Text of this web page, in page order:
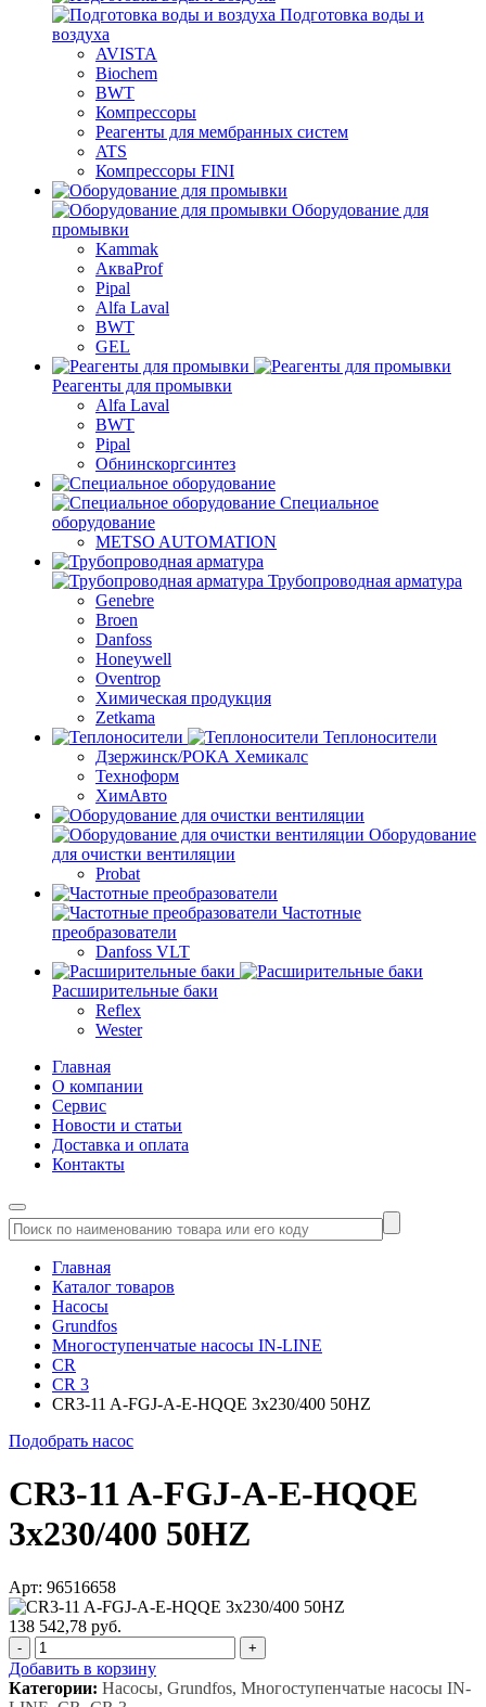
Подготовка воды и
воздуха
AVISTA
Biochem
BWT
Компрессоры
Реагенты для мембранных систем
ATS
Компрессоры FINI
Оборудование для
промывки
Kammak
АкваProf
Pipal
Alfa Laval
BWT
GEL
Реагенты для промывки
Alfa Laval
BWT
Pipal
Обнинскоргсинтез
Специальное
оборудование
METSO AUTOMATION
Трубопроводная арматура
Genebre
Broen
Danfoss
Honeywell
Oventrop
Химическая продукция
Zetkama
Теплоносители
Дзержинск/РОКА Хемикалс
Техноформ
ХимАвто
Оборудование
для очистки вентиляции
Probat
Частотные
преобразователи
Danfoss VLT
Расширительные баки
Reflex
Wester
Главная
О компании
Сервис
Новости и статьи
Доставка и оплата
Контакты
Главная
Каталог товаров
Насосы
Grundfos
Многоступенчатые насосы IN-LINE
CR
CR 3
CR3-11 A-FGJ-A-E-HQQE 3x230/400 50HZ
Подобрать насос
CR3-11 A-FGJ-A-E-HQQE
3x230/400 50HZ
Арт: 96516658
138 542,78 руб.
- +
Добавить в корзину
Категории: Насосы, Grundfos, Многоступенчатые насосы IN-